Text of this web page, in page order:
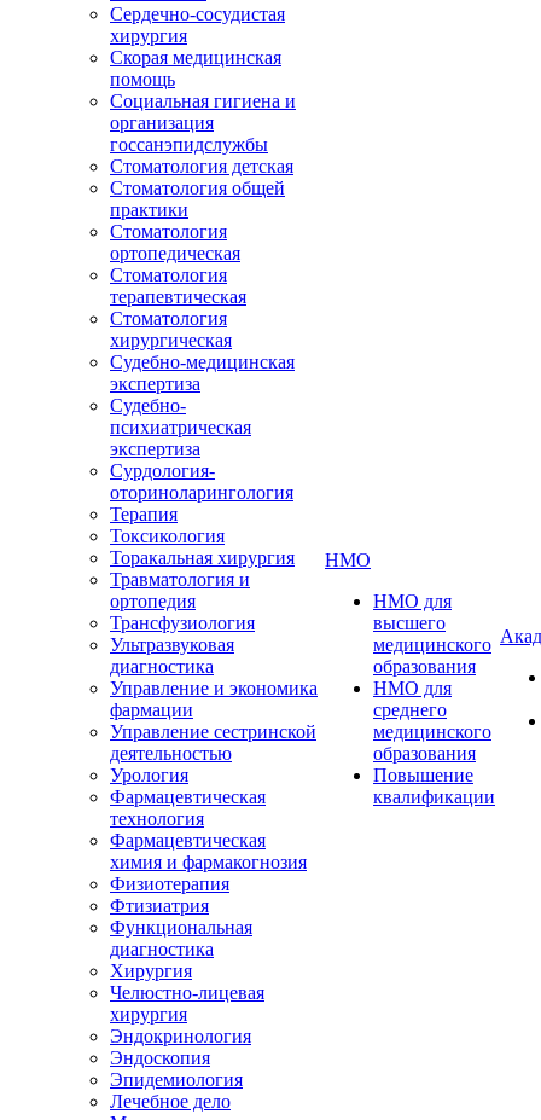
Сердечно-сосудистая
хирургия
Скорая медицинская
помощь
Социальная гигиена и
организация
госсанэпидслужбы
Стоматология детская
Стоматология общей
практики
Стоматология
ортопедическая
Стоматология
терапевтическая
Стоматология
хирургическая
Судебно-медицинская
экспертиза
Судебно-
психиатрическая
экспертиза
Сурдология-
оториноларингология
Терапия
Токсикология
Торакальная хирургия
Травматология и
ортопедия
Трансфузиология
Ультразвуковая
диагностика
Управление и экономика
фармации
Управление сестринской
деятельностью
Урология
Фармацевтическая
технология
Фармацевтическая
химия и фармакогнозия
Физиотерапия
Фтизиатрия
Функциональная
диагностика
Хирургия
Челюстно-лицевая
хирургия
Эндокринология
Эндоскопия
Эпидемиология
Лечебное дело
НМО
НМО для
высшего
медицинского
образования
НМО для
среднего
медицинского
образования
Повышение
квалификации